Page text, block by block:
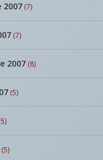
2007(7)
(7)
2007(8)
(5)